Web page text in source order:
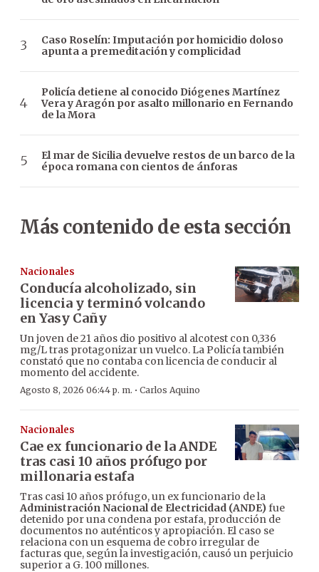
Caso Roselín: Imputación por homicidio doloso
apunta a premeditación y complicidad
Policía detiene al conocido Diógenes Martínez
Vera y Aragón por asalto millonario en Fernando
de la Mora
El mar de Sicilia devuelve restos de un barco de la
época romana con cientos de ánforas
Más contenido de esta sección
Nacionales
Conducía alcoholizado, sin
licencia y terminó volcando
en Yasy Cañy
Un joven de 21 años dio positivo al alcotest con 0,336
mg/L tras protagonizar un vuelco. La Policía también
constató que no contaba con licencia de conducir al
momento del accidente.
Agosto 8, 2026 06:44 p. m. · Carlos Aquino
Nacionales
Cae ex funcionario de la ANDE
tras casi 10 años prófugo por
millonaria estafa
Tras casi 10 años prófugo, un ex funcionario de la
Administración Nacional de Electricidad (ANDE)fue
detenido por una condena por estafa, producción de
documentos no auténticos y apropiación. El caso se
relaciona con un esquema de cobro irregular de
facturas que, según la investigación, causó un perjuicio
superior a G. 100 millones.